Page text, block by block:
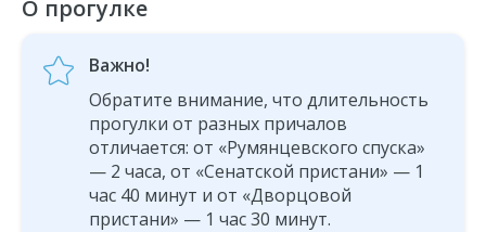
О прогулке
Важно!
Обратите внимание, что длительность
прогулки от разных причалов
отличается: от «Румянцевского спуска»
— 2 часа, от «Сенатской пристани» — 1
час 40 минут и от «Дворцовой
пристани» — 1 час 30 минут.